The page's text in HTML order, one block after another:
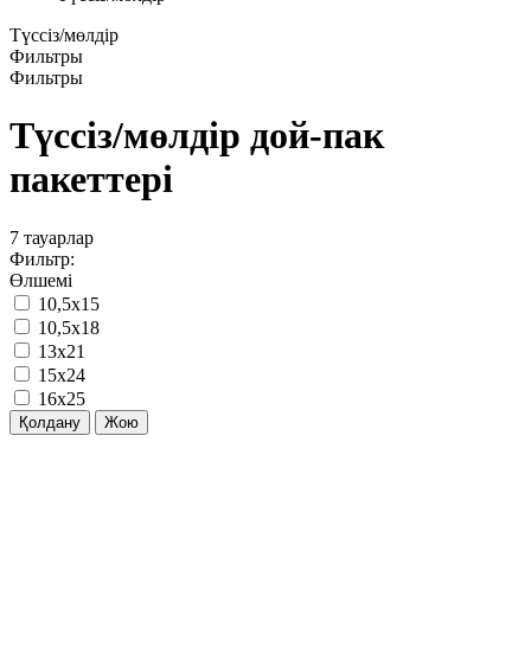
Түссіз/мөлдір
Фильтры
Фильтры
Түссіз/мөлдір дой-пак
пакеттері
7 тауарлар
Фильтр:
Өлшемі
10,5х15
10,5х18
13х21
15х24
16х25
Қолдану Жою